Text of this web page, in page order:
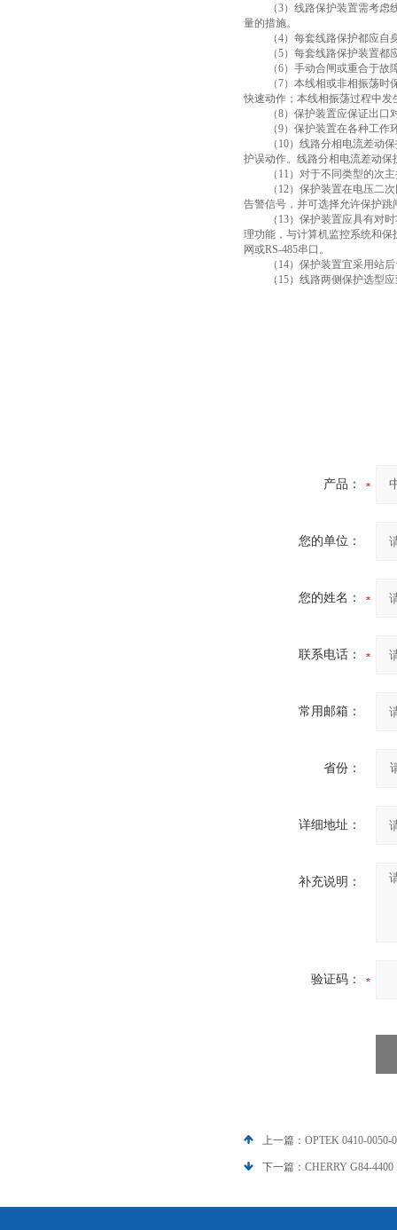
（3）线路保护装置需考虑
量的措施。
（4）每套线路保护都应自
（5）每套线路保护装置都
（6）手动合闸或重合于故
（7）本线相或非相振荡时
快速动作；本线相振荡过程中
（8）保护装置应保证出口
（9）保护装置在各种工作
（ 10）线路分相电流差动
护误动作。线路分相电流差动
（ 11 ）对于不同类型的次
（ 12）保护装置在电压二
告警信号，并可选择允许保护跳
（ 13）保护装置应具有对
理功能，与计算机监控系统和
网或RS-485串口。
（ 14）保护装置宜采用站
（ 15）线路两侧保护选型
产品：
您的单位：
您的姓名：
联系电话：
常用邮箱：
省份：
详细地址：
补充说明：
验证码：
上一篇： OPTEK 0410-
下一篇： CHERRY G84-